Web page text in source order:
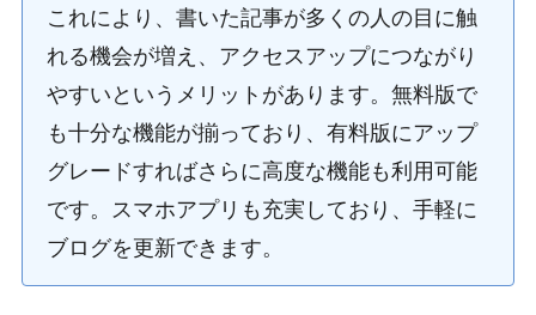
これにより、書いた記事が多くの人の目に触
れる機会が増え、アクセスアップにつながり
やすいというメリットがあります。無料版で
も十分な機能が揃っており、有料版にアップ
グレードすればさらに高度な機能も利用可能
です。スマホアプリも充実しており、手軽に
ブログを更新できます。